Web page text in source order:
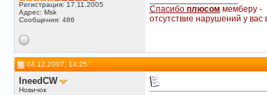
Регистрация: 17.11.2005
Адрес: Msk
Сообщения: 486
Спасибо плюсом мемберу -
отсутствие нарушений у
04.12.2007, 14:25
IneedCW
Новичок